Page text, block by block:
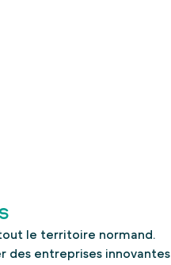
le territoire normand.
des entreprises innovantes